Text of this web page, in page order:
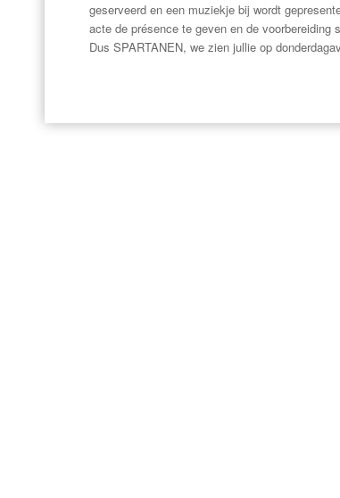
geserveerd en een muziekje bij wordt
acte de présence te geven en de voorbereiding
Dus SPARTANEN, we zien jullie op